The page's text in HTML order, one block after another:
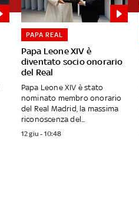
Papa Leone XIV è
diventato socio onorario
del Real
PAPA REAL
Papa Leone XIV è stato
nominato membro onorario
del Real Madrid, la massima
riconoscenza del...
12 giu - 10:48